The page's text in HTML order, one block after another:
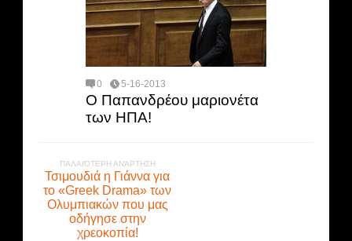
0 5-16-2013
Ο Παπανδρέου μαριονέτα
των ΗΠΑ!
ΠΑΛΑΙΌΤΕΡΗ ΑΝΆΡΤΗΣΗ
Τσιμουδιά η Γιάννα για
το «Greek Drama» των
Ολυμπιακών που μας
οδήγησε στην
χρεοκοπία!